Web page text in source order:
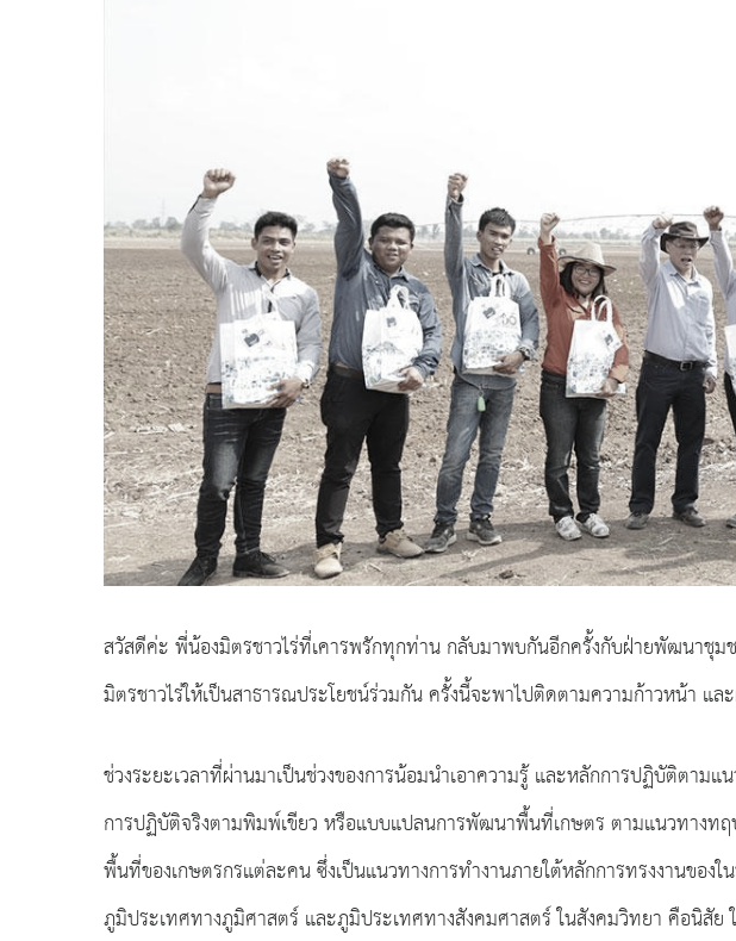
สวัสดีค่ะ พี่น้องมิตรชาวไร่ที่เคารพรักทุกท่าน กลับมาพบกันอีกครั้งกับฝ่ายพัฒนาชุม
มิตรชาวไร่ให้เป็นสาธารณประโยชน์ร่วมกัน ครั้งนี้จะพาไปติดตามความก้าวหน้า แ
ช่วงระยะเวลาที่ผ่านมาเป็นช่วงของการน้อมนำเอาความรู้ และหลักการปฏิบัติตา
การปฏิบัติจริงตามพิมพ์เขียว หรือแบบแปลนการพัฒนาพื้นที่เกษตร ตามแนวทาง
พื้นที่ของเกษตรกรแต่ละคน ซึ่งเป็นแนวทางการทำงานภายใต้หลักการทรงงานขอ
ภูมิประเทศทางภูมิศาสตร์ และภูมิประเทศทางสังคมศาสตร์ ในสังคมวิทยา คือนิสัย